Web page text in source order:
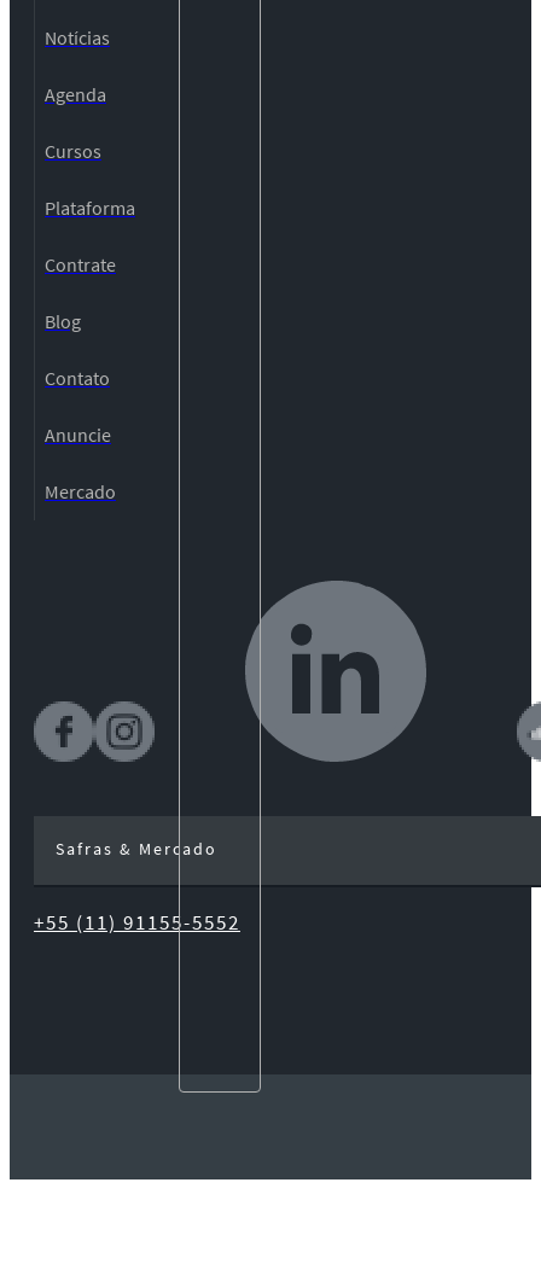
Notícias
Agenda
Cursos
Plataforma
Contrate
Blog
Contato
Anuncie
Mercado
Safras & Mercado
+55 (11) 91155-5552